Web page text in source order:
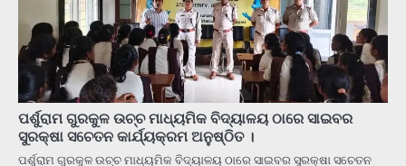
ପର୍ଶୁରାମ ଗୁରକୁଳ ଉଚ୍ଚ ମାଧ୍ୟମିକ ବିଦ୍ୟାଳୟ ଠାରେ ସାଇବର
ସୁରକ୍ଷା ସଚେତନ କାର୍ଯ୍ୟକ୍ରମ ଅନୁଷ୍ଠିତ ।
ପର୍ଶୁରାମ ଗୁରକୁଳ ଉଚ୍ଚ ମାଧ୍ୟମିକ ବିଦ୍ୟାଳୟ ଠାରେ ସାଇବର ସୁରକ୍ଷା ସଚେତନ